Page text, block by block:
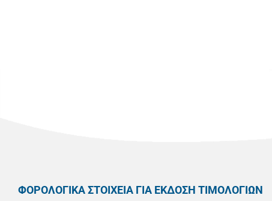
ΦΟΡΟΛΟΓΙΚΑ ΣΤΟΙΧΕΙΑ ΓΙΑ ΕΚΔΟΣΗ ΤΙΜΟΛΟΓΙΩΝ